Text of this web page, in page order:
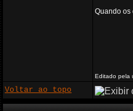
Quando os
Editado pela
Voltar ao topo